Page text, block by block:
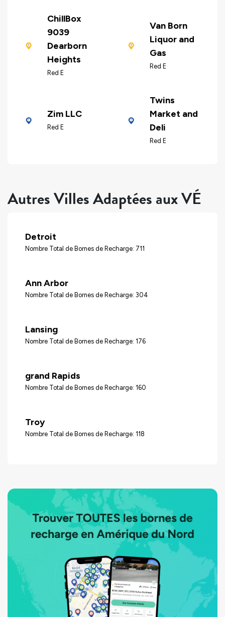
ChillBox
9039
Dearborn
Heights
Red E
Van Born
Liquor and
Gas
Red E
Zim LLC
Red E
Twins
Market and
Deli
Red E
Autres Villes Adaptées aux VÉ
Detroit
Nombre Total de Bornes de Recharge: 711
Ann Arbor
Nombre Total de Bornes de Recharge: 304
Lansing
Nombre Total de Bornes de Recharge: 176
grand Rapids
Nombre Total de Bornes de Recharge: 160
Troy
Nombre Total de Bornes de Recharge: 118